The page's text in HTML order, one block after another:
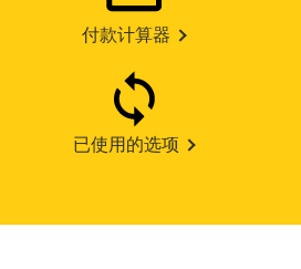
付款计算器
已使用的选项